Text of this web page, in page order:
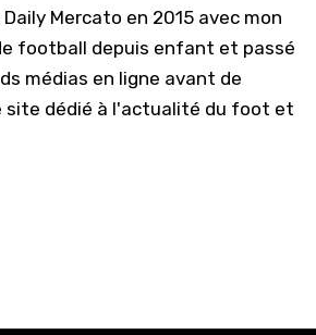
Mercato en 2015 avec mon
football depuis enfant et passé
médias en ligne avant de
site dédié à l'actualité du foot et